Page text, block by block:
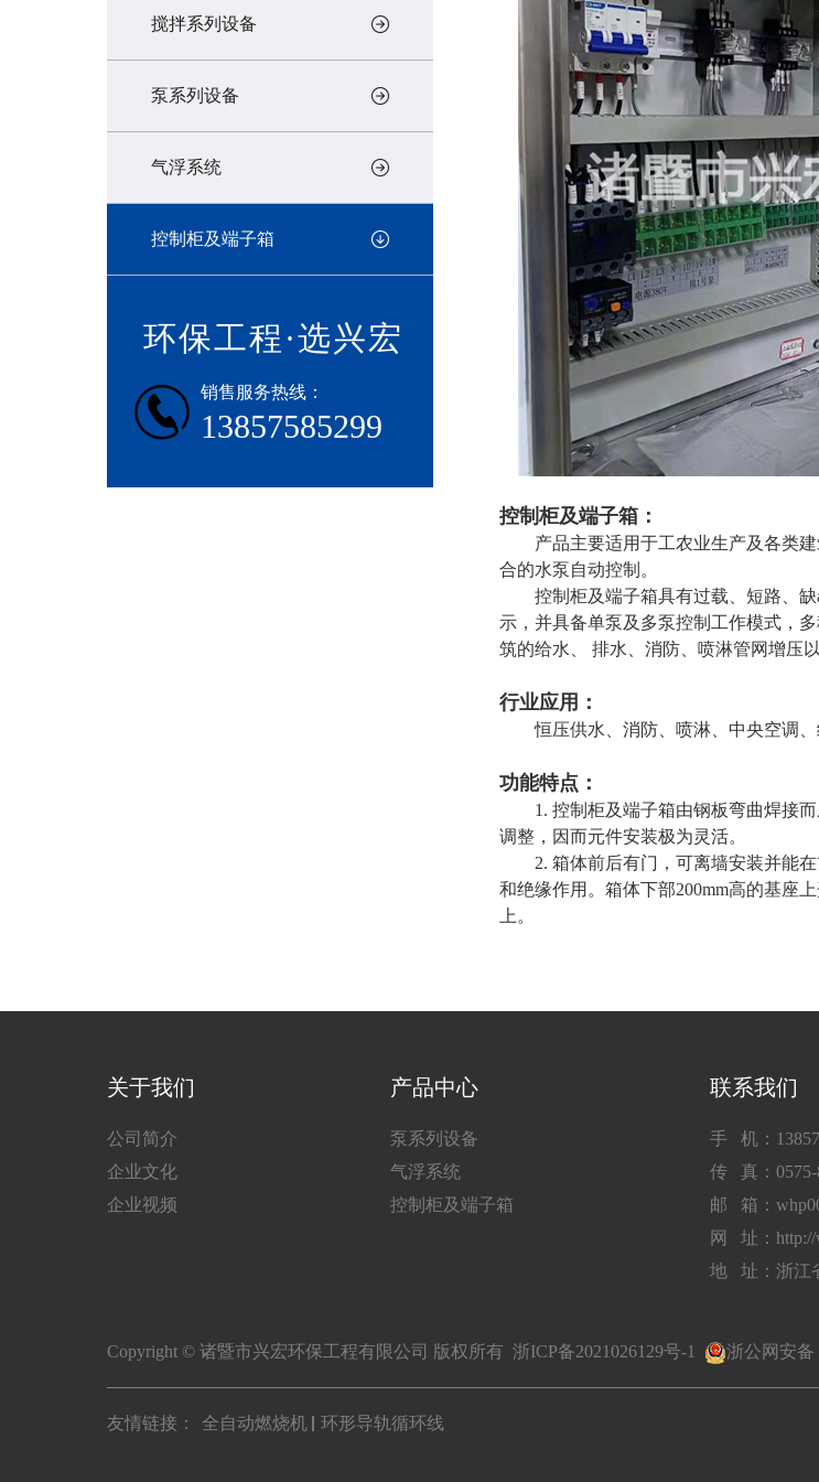
搅拌系列设备
泵系列设备
气浮系统
控制柜及端子箱
环保工程·选兴宏
销售服务热线：
13857585299
控制柜及端子箱：
产品主要适用于工农业生产及各类
合的水泵自动控制。
控制柜及端子箱具有过载、短路、
示，并具备单泵及多泵控制工作模式，
筑的给水、 排水、消防、喷淋管网增压
行业应用：
恒压供水、消防、喷淋、中央空调
功能特点：
1. 控制柜及端子箱由钢板弯曲焊接
调整，因而元件安装极为灵活。
2. 箱体前后有门，可离墙安装并能
和绝缘作用。箱体下部200mm高的基座
上。
关于我们
公司简介
企业文化
企业视频
产品中心
泵系列设备
气浮系统
控制柜及端子箱
联系我们
手 机：
传 真：0575-
邮 箱：
网 址：http://
地 址：浙江
Copyright © 诸暨市兴宏环保工程有限公司 版权所有 浙ICP备2021026129号-1 浙公网安备
友情链接： 全自动燃烧机 环形导轨循环线